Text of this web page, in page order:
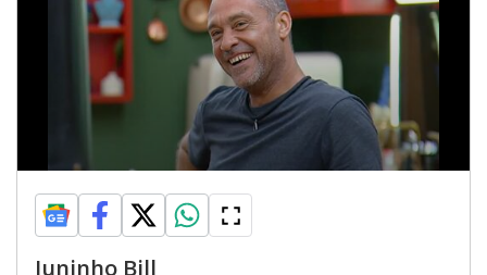
Juninho Bill